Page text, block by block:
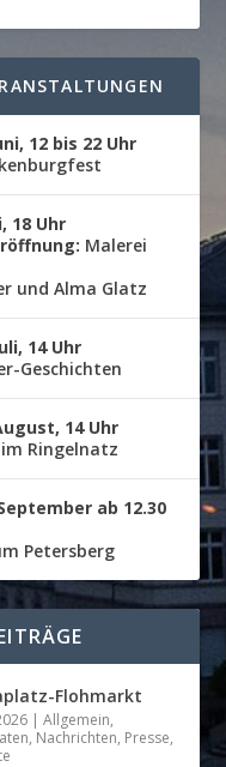
12 bis 22 Uhr
18 Uhr
Malerei
und Alma Glatz
14 Uhr
Geschichten
14 Uhr
Ringelnatz
ab 12.30
Petersberg
Flohmarkt
|Allgemein,
, Nachrichten, Presse,